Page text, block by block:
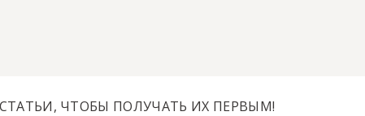
ЧТОБЫ ПОЛУЧАТЬ ИХ ПЕРВЫМ!